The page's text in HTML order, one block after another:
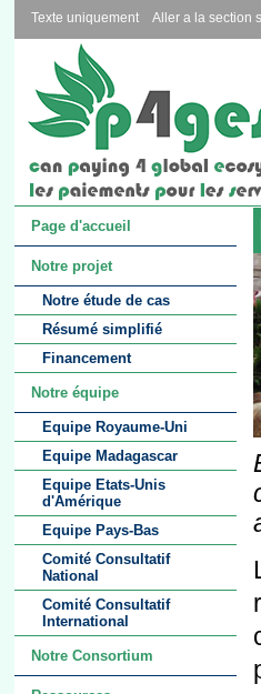
Texte uniquement Aller a la section
Page d'accueil
Notre projet
Notre étude de cas
Résumé simplifié
Financement
Notre équipe
Equipe Royaume-Uni
Equipe Madagascar
Equipe Etats-Unis
d'Amérique
Equipe Pays-Bas
Comité Consultatif
National
Comité Consultatif
International
Notre Consortium